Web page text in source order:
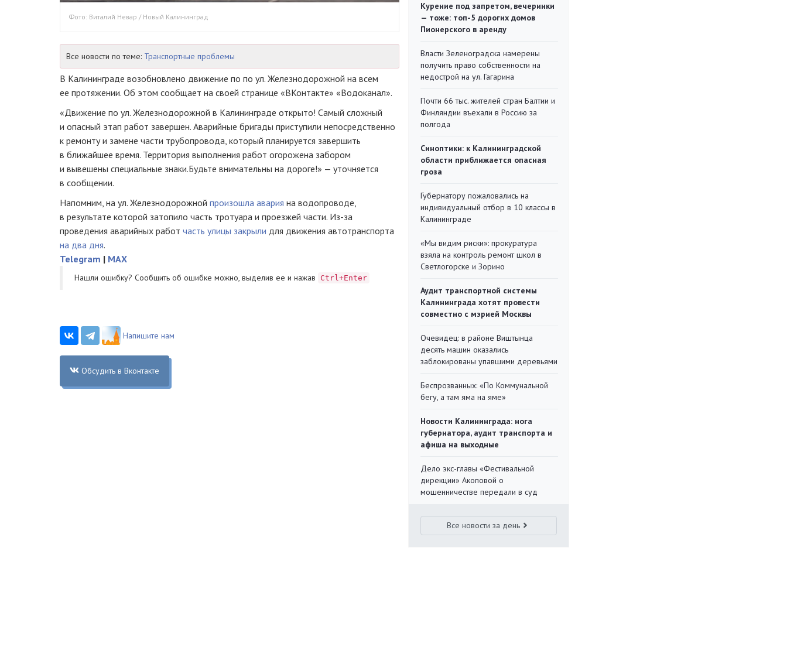
Фото: Виталий Невар / Новый Калининград
Все новости по теме: Транспортные проблемы
В Калининграде возобновлено движение по по ул. Железнодорожной на всем
ее протяжении. Об этом сообщает на своей странице «ВКонтакте» «Водоканал».
«Движение по ул. Железнодорожной в Калининграде открыто! Самый сложный
и опасный этап работ завершен. Аварийные бригады приступили непосредственно
к ремонту и замене части трубопровода, который планируется завершить
в ближайшее время. Территория выполнения работ огорожена забором
и вывешены специальные знаки.Будьте внимательны на дороге!» — уточняется
в сообщении.
Напомним, на ул. Железнодорожной произошла авария на водопроводе,
в результате которой затопило часть тротуара и проезжей части. Из-за
проведения аварийных работ часть улицы закрыли для движения автотранспорта
на два дня.
Telegram | MAX
Нашли ошибку? Cообщить об ошибке можно, выделив ее и нажав Ctrl+Enter
Напишите нам
Обсудить в Вконтакте
Курение под запретом, вечеринки
— тоже: топ-5 дорогих домов
Пионерского в аренду
Власти Зеленоградска намерены
получить право собственности на
недострой на ул. Гагарина
Почти 66 тыс. жителей стран Балтии и
Финляндии въехали в Россию за
полгода
Синоптики: к Калининградской
области приближается опасная
гроза
Губернатору пожаловались на
индивидуальный отбор в 10 классы в
Калининграде
«Мы видим риски»: прокуратура
взяла на контроль ремонт школ в
Светлогорске и Зорино
Аудит транспортной системы
Калининграда хотят провести
совместно с мэрией Москвы
Очевидец: в районе Виштынца
десять машин оказались
заблокированы упавшими деревьями
Беспрозванных: «По Коммунальной
бегу, а там яма на яме»
Новости Калининграда: нога
губернатора, аудит транспорта и
афиша на выходные
Дело экс-главы «Фестивальной
дирекции» Акоповой о
мошенничестве передали в суд
Все новости за день